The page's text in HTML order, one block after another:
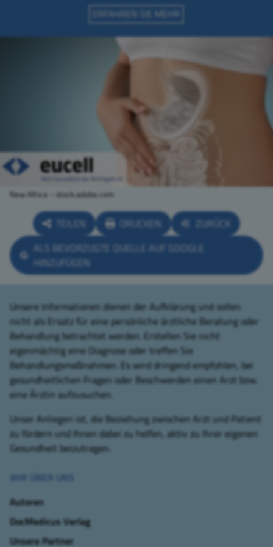
New Africa – stock.adobe.com
TEILEN DRUCKEN
ZURÜCK
ALS BEVORZUGTE QUELLE AUF GOOGLE
HINZUFÜGEN
Unsere Informationen dienen der Aufklärung und sollen
nicht als Ersatz für eine persönliche ärztliche Beratung oder
Behandlung betrachtet werden. Erstellen Sie nicht
eigenmächtig eine Diagnose oder treffen Sie
Behandlungsmaßnahmen. Es wird dringend empfohlen, bei
gesundheitlichen Fragen oder Beschwerden einen Arzt bzw.
eine Ärztin aufzusuchen.
Unser Anliegen ist, die Beziehung zwischen Arzt und Patient
zu fördern und Ihnen dabei zu helfen, aktiv zu Ihrer eigenen
Gesundheit beizutragen.
WIR ÜBER UNS
Autoren
DocMedicus Verlag
Unsere Partner